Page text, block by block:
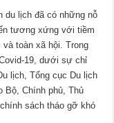
du lịch đã có những nỗ
tương xứng với tiềm
toàn xã hội. Trong
19, dưới sự chỉ
lịch, Tổng cục Du lịch
Bộ, Chính phủ, Thủ
sách tháo gỡ khó